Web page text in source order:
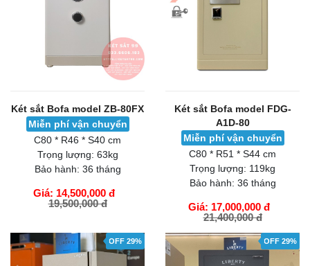
Két sắt Bofa model ZB-80FX
Miễn phí vận chuyển
C80 * R46 * S40 cm
Trọng lượng: 63kg
Bảo hành: 36 tháng
Giá: 14,500,000 đ
19,500,000 đ
Két sắt Bofa model FDG-
A1D-80
Miễn phí vận chuyển
C80 * R51 * S44 cm
Trọng lượng: 119kg
Bảo hành: 36 tháng
Giá: 17,000,000 đ
21,400,000 đ
GIỎ HÀNG
OFF 29% OFF 29%